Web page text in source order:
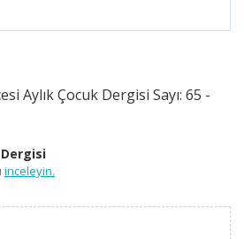
Aylık Çocuk Dergisi Sayı: 65 -
Dergisi
inceleyin.